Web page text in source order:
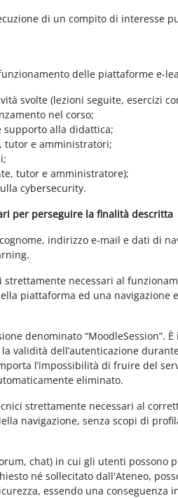
di un compito di interesse
delle piattaforme e-
svolte (lezioni seguite, esercizi
nel corso;
supporto alla didattica;
tutor e amministratori;
tutor e amministratore);
cybersecurity.
per perseguire la finalità descritta
indirizzo e-mail e dati di
necessari al
piattaforma ed una
denominato “MoodleSession”.
validità dell’autenticazione
l’impossibilità di fruire del
eliminato.
strettamente necessari al
navigazione, senza scopi di
chat) in cui gli utenti possono
né sollecitato dall'Ateneo,
essendo una